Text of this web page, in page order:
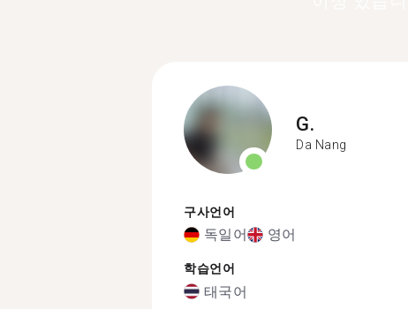
G.
Da Nang
구사언어
독일어 영어
학습언어
태국어